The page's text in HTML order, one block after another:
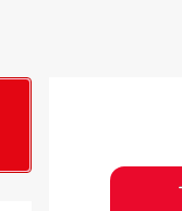
&
&